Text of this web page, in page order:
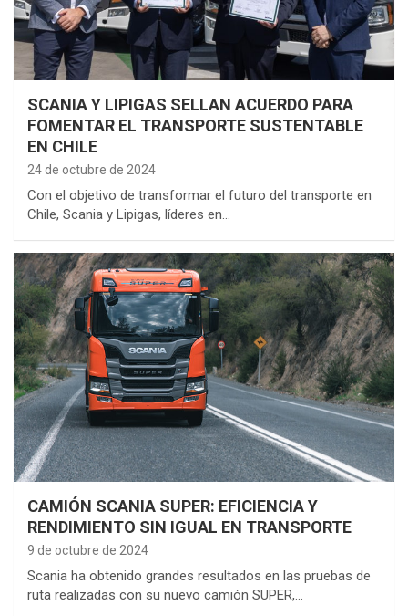
SCANIA Y LIPIGAS SELLAN ACUERDO PARA
FOMENTAR EL TRANSPORTE SUSTENTABLE
EN CHILE
24 de octubre de 2024
Con el objetivo de transformar el futuro del transporte en
Chile, Scania y Lipigas, líderes en…
CAMIÓN SCANIA SUPER: EFICIENCIA Y
RENDIMIENTO SIN IGUAL EN TRANSPORTE
9 de octubre de 2024
Scania ha obtenido grandes resultados en las pruebas de
ruta realizadas con su nuevo camión SUPER,…